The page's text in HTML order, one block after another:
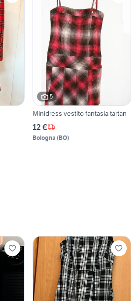
5
Minidress vestito fantasia tartan
12 €
Bologna (BO)